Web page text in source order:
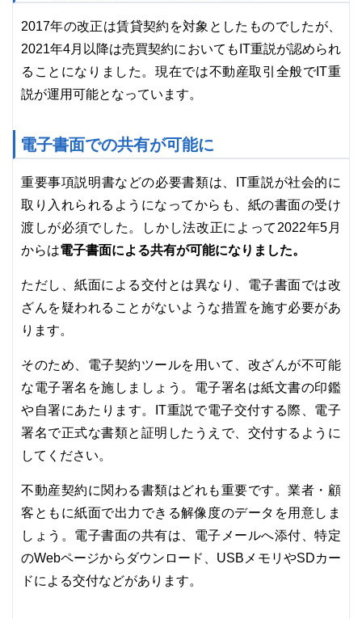
2017年の改正は賃貸契約を対象としたものでしたが、
2021年4月以降は売買契約においてもIT重説が認められ
ることになりました。現在では不動産取引全般でIT重
説が運用可能となっています。
電子書面での共有が可能に
重要事項説明書などの必要書類は、IT重説が社会的に
取り入れられるようになってからも、紙の書面の受け
渡しが必須でした。しかし法改正によって2022年5月
からは電子書面による共有が可能になりました。
ただし、紙面による交付とは異なり、電子書面では改
ざんを疑われることがないような措置を施す必要があ
ります。
そのため、電子契約ツールを用いて、改ざんが不可能
な電子署名を施しましょう。電子署名は紙文書の印鑑
や自署にあたります。IT重説で電子交付する際、電子
署名で正式な書類と証明したうえで、交付するように
してください。
不動産契約に関わる書類はどれも重要です。業者・顧
客ともに紙面で出力できる解像度のデータを用意しま
しょう。電子書面の共有は、電子メールへ添付、特定
のWebページからダウンロード、USBメモリやSDカー
ドによる交付などがあります。